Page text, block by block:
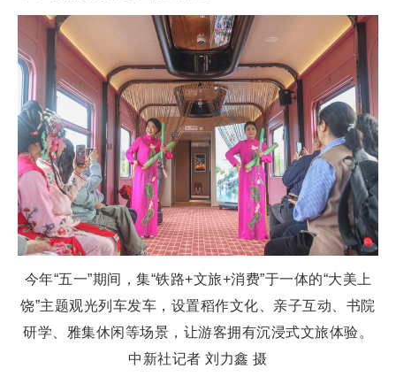
今年“五一”期间，集“铁路+文旅+消费”于一体的“大美上
饶”主题观光列车发车，设置稻作文化、亲子互动、书院
研学、雅集休闲等场景，让游客拥有沉浸式文旅体验。
中新社记者 刘力鑫 摄